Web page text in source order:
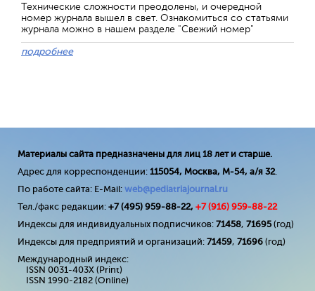
Технические сложности преодолены, и очередной
номер журнала вышел в свет. Ознакомиться со статьями
журнала можно в нашем разделе "Свежий номер"
подробнее
Материалы сайта предназначены для лиц 18 лет и старше.
Адрес для корреспонденции: 115054, Москва, М-54, а/я 32.
По работе сайта: E-Mail: web@pediatriajournal.ru
Тел./факс редакции: +7 (495) 959-88-22, +7 (916) 959-88-22
Индексы для индивидуальных подписчиков: 71458, 71695(год)
Индексы для предприятий и организаций: 71459, 71696 (год)
Международный индекс:
ISSN 0031-403X (Print)
ISSN 1990-2182 (Online)